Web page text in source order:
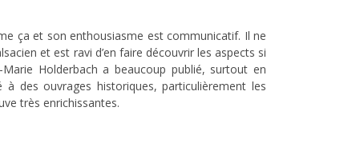
ça et son enthousiasme est communicatif. Il ne
et est ravi d’en faire découvrir les aspects si
Holderbach a beaucoup publié, surtout en
des ouvrages historiques, particulièrement les
très enrichissantes.